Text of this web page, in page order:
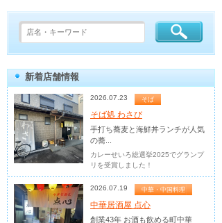
新着店舗情報
2026.07.23 そば
そば処 わさび
手打ち蕎麦と海鮮丼ランチが人気
の蕎...
カレーせいろ総選挙2025でグランプ
リを受賞しました！
2026.07.19 中華・中国料理
中華居酒屋 点心
創業43年 お酒も飲める町中華